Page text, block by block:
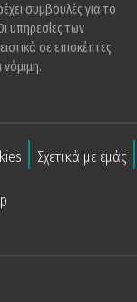
συμβουλές για το
υπηρεσίες των
σε επισκέπτες
Σχετικά με εμάς